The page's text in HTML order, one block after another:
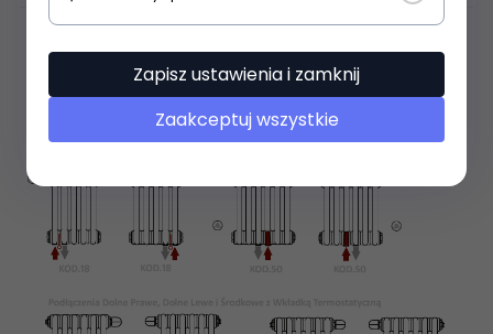
Zapisz ustawienia i zamknij
Zaakceptuj wszystkie